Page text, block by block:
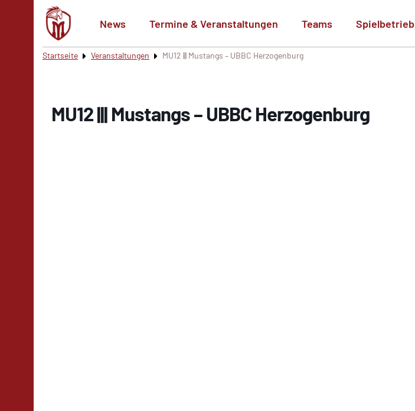
News Termine & Veranstaltungen Teams Spielbetrieb
Startseite Veranstaltungen MU12 ||| Mustangs – UBBC Herzogenburg
MU12 ||| Mustangs – UBBC Herzogenburg